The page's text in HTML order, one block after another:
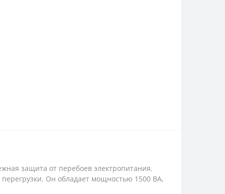
защита от перебоев электропитания.
Он обладает мощностью 1500 ВА,